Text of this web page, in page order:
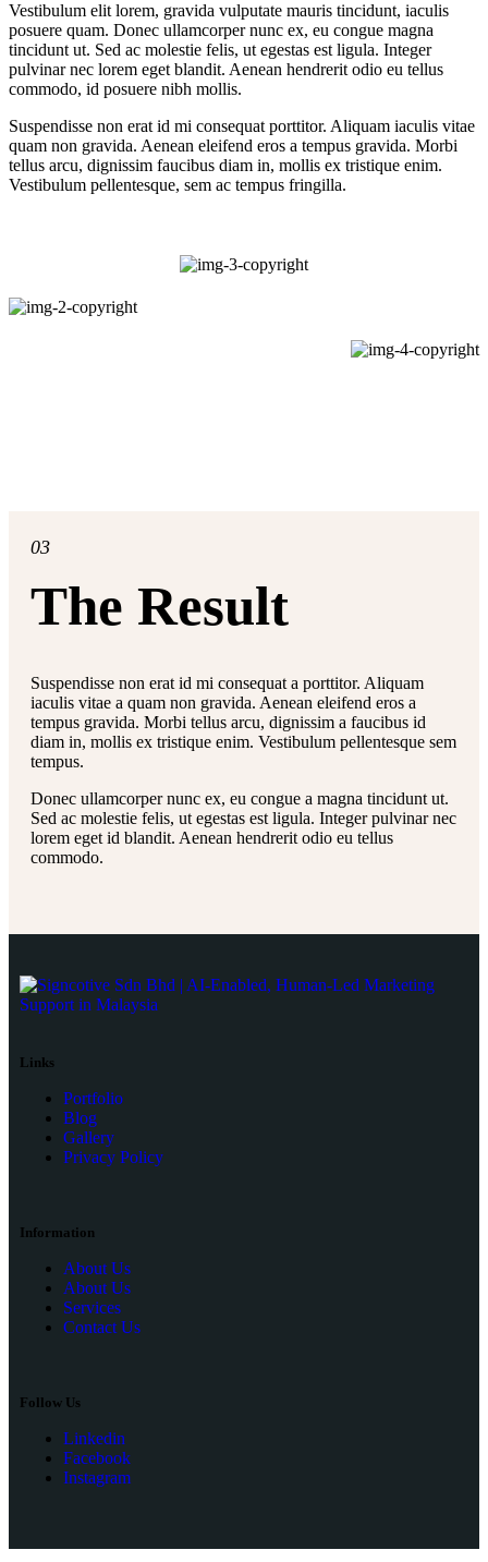
Vestibulum elit lorem, gravida vulputate mauris tincidunt, iaculis
posuere quam. Donec ullamcorper nunc ex, eu congue magna
tincidunt ut. Sed ac molestie felis, ut egestas est ligula. Integer
pulvinar nec lorem eget blandit. Aenean hendrerit odio eu tellus
commodo, id posuere nibh mollis.
Suspendisse non erat id mi consequat porttitor. Aliquam iaculis vitae
quam non gravida. Aenean eleifend eros a tempus gravida. Morbi
tellus arcu, dignissim faucibus diam in, mollis ex tristique enim.
Vestibulum pellentesque, sem ac tempus fringilla.
03
The Result
Suspendisse non erat id mi consequat a porttitor. Aliquam
iaculis vitae a quam non gravida. Aenean eleifend eros a
tempus gravida. Morbi tellus arcu, dignissim a faucibus id
diam in, mollis ex tristique enim. Vestibulum pellentesque sem
tempus.
Donec ullamcorper nunc ex, eu congue a magna tincidunt ut.
Sed ac molestie felis, ut egestas est ligula. Integer pulvinar nec
lorem eget id blandit. Aenean hendrerit odio eu tellus
commodo.
Links
Portfolio
Blog
Gallery
Privacy Policy
Information
About Us
About Us
Services
Contact Us
Follow Us
Linkedin
Facebook
Instagram